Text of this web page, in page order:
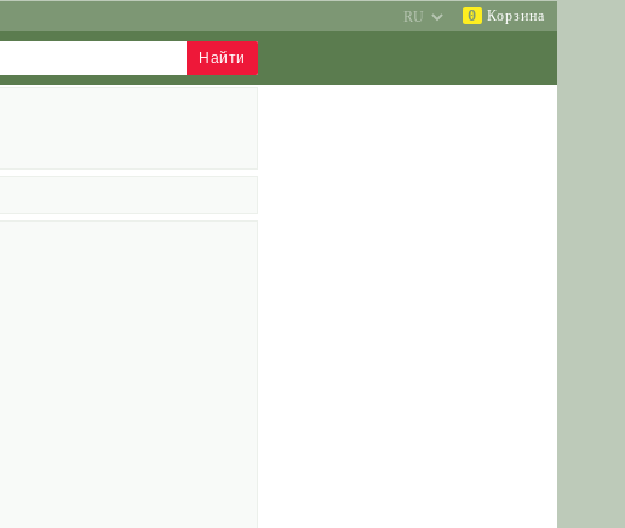
0 Корзина